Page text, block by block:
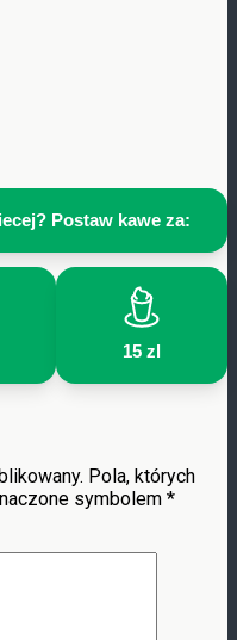
Postaw kawe za:
15 zl
Pola, których
symbolem *